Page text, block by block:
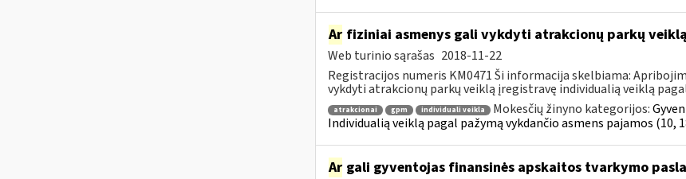
Arfiziniai asmenys gali vykdyti atrakcionų parkų
Web turinio sąrašas 2018-11-22
Registracijos numeris KM0471 Ši informacija skelbiama:
vykdyti atrakcionų parkų veiklą įregistravę individualią veiklą
atrakcionai gpm individuali veikla Mokesčių žinyno kategorijos:
Individualią veiklą pagal pažymą vykdančio asmens pajamos (10,
Argali gyventojas finansinės apskaitos tvarkymo